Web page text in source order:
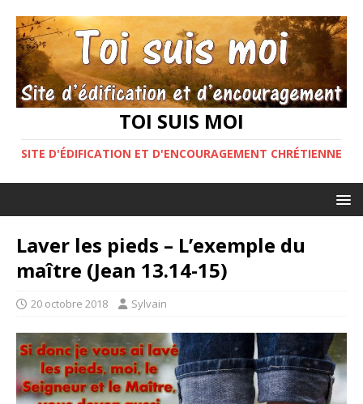
TOI SUIS MOI
SITE D'ÉDIFICATION ET D'ENCOURAGEMENT CHRÉTIENNE
Laver les pieds – L’exemple du
maître (Jean 13.14-15)
20 octobre 2018 Sylvain